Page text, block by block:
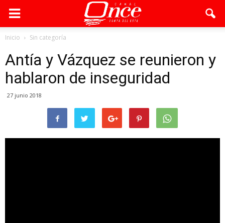
Inicio Sin categoría
Antía y Vázquez se reunieron y
hablaron de inseguridad
27 junio 2018